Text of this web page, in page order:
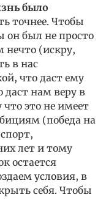
было
точнее. Чтобы
он был не просто
нечто (искру,
в нас
что даст ему
даст нам веру в
что это не имеет
(победа на
лет и тому
остается
условия, в
себя. Чтобы